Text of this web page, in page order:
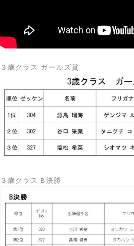
３歳クラス ガールズ賞
３歳クラス B決勝